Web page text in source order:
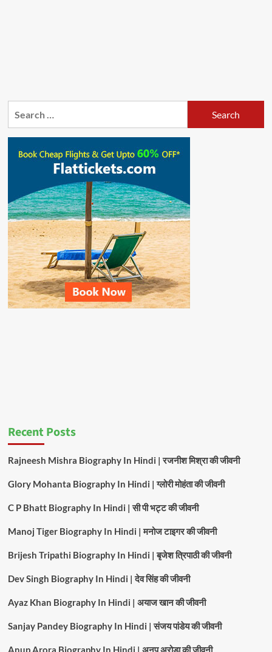
Recent Posts
Rajneesh Mishra Biography In Hindi | रजनीश मिश्रा की जीवनी
Glory Mohanta Biography In Hindi | ग्लोरी मोहंता की जीवनी
C P Bhatt Biography In Hindi | सी पी भट्ट की जीवनी
Manoj Tiger Biography In Hindi | मनोज टाइगर की जीवनी
Brijesh Tripathi Biography In Hindi | बृजेश त्रिपाठी की जीवनी
Dev Singh Biography In Hindi | देव सिंह की जीवनी
Ayaz Khan Biography In Hindi | अयाज खान की जीवनी
Sanjay Pandey Biography In Hindi | संजय पांडेय की जीवनी
Anup Arora Biography In Hindi | अनुप अरोड़ा की जीवनी